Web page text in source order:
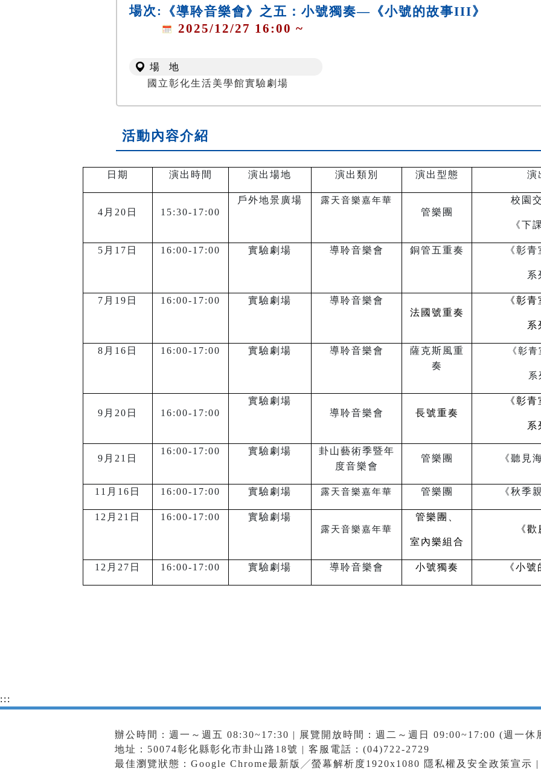
場次:
《導聆音樂會》之五：小號獨奏—《小號的故事III》
2025/12/27 16:00 ~
場 地
國立彰化生活美學館實驗劇場
活動內容介紹
日期 演出時間 演出場地 演出類別 演出型態 演
4 月20日 15:30-17:00
戶外地景廣場 露天音樂嘉年華
管樂團
校園
《下
5 月17日 16:00-17:00 實驗劇場 導聆音樂會 銅管五重奏 《彰
系
7 月19日 16:00-17:00 實驗劇場
導聆音樂會
法國號重奏
《彰
系
8 月16日 16:00-17:00 實驗劇場 導聆音樂會
薩克斯風重
奏
《彰
系
9 月20日 16:00-17:00
實驗劇場
導聆音樂會
長號重奏
《彰
系
9 月21日
16:00-17:00 實驗劇場
卦山藝術季暨年
度音樂會
管樂團 《聽見
11 月16日 16:00-17:00 實驗劇場 露天音樂嘉年華 管樂團 《秋季
12 月21日 16:00-17:00 實驗劇場
露天音樂嘉年華
管樂團、
室內樂組合
《
12 月27日 16:00-17:00 實驗劇場 導聆音樂會 小號獨奏 《小
:::
辦公時間：週一～週五 08:30~17:30 | 展覽開放時間：週二～週日 09:00~17:00 (週一休
地址：50074彰化縣彰化市卦山路18號 | 客服電話：(04)722-2729
最佳瀏覽狀態：Google Chrome最新版╱螢幕解析度1920x1080 隱私權及安全政策宣示